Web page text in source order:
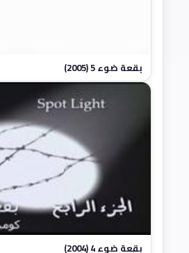
بقعة ضوء 5 (2005)
بقعة ضوء 4 (2004)